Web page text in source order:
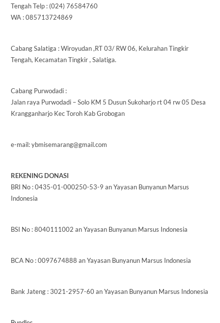
Tengah Telp : (024) 76584760
WA : 085713724869
Cabang Salatiga : Wiroyudan ,RT 03/ RW 06, Kelurahan Tingkir
Tengah, Kecamatan Tingkir , Salatiga.
Cabang Purwodadi :
Jalan raya Purwodadi – Solo KM 5 Dusun Sukoharjo rt 04 rw 05 Desa
Krangganharjo Kec Toroh Kab Grobogan
e-mail: ybmisemarang@gmail.com
REKENING DONASI
BRI No : 0435-01-000250-53-9 an Yayasan Bunyanun Marsus
Indonesia
BSI No : 8040111002 an Yayasan Bunyanun Marsus Indonesia
BCA No : 0097674888 an Yayasan Bunyanun Marsus Indonesia
Bank Jateng : 3021-2957-60 an Yayasan Bunyanun Marsus Indonesia